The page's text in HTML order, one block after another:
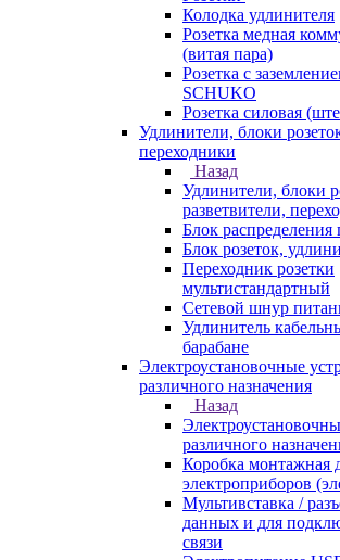
Колодка удлинителя
Розетка медная
(витая пара)
Розетка с
SCHUKO
Розетка силовая
Удлинители, блоки
переходники
Назад
Удлинители, блоки
разветвители,
Блок
Блок розеток,
Переходник розетки
мультистандартный
Сетевой шнур
Удлинитель
барабане
Электроустановочные
различного назначения
Назад
различного
Коробка монтажная
электроприборов
Мультивставка /
данных и для
связи